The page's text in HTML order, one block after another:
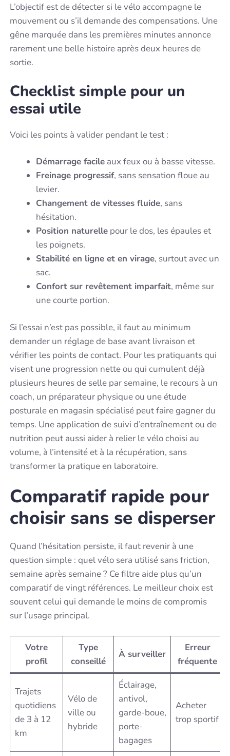
L’objectif est de détecter si le vélo accompagne le
mouvement ou s’il demande des compensations. Une
gêne marquée dans les premières minutes annonce
rarement une belle histoire après deux heures de
sortie.
Checklist simple pour un
essai utile
Voici les points à valider pendant le test :
Démarrage facile aux feux ou à basse vitesse.
Freinage progressif, sans sensation floue au
levier.
Changement de vitesses fluide, sans
hésitation.
Position naturelle pour le dos, les épaules et
les poignets.
Stabilité en ligne et en virage, surtout avec un
sac.
Confort sur revêtement imparfait, même sur
une courte portion.
Si l’essai n’est pas possible, il faut au minimum
demander un réglage de base avant livraison et
vérifier les points de contact. Pour les pratiquants qui
visent une progression nette ou qui cumulent déjà
plusieurs heures de selle par semaine, le recours à un
coach, un préparateur physique ou une étude
posturale en magasin spécialisé peut faire gagner du
temps. Une application de suivi d’entraînement ou de
nutrition peut aussi aider à relier le vélo choisi au
volume, à l’intensité et à la récupération, sans
transformer la pratique en laboratoire.
Comparatif rapide pour
choisir sans se disperser
Quand l’hésitation persiste, il faut revenir à une
question simple : quel vélo sera utilisé sans friction,
semaine après semaine ? Ce filtre aide plus qu’un
comparatif de vingt références. Le meilleur choix est
souvent celui qui demande le moins de compromis
sur l’usage principal.
Votre
profil
Type
conseillé
À surveiller
Erreur
fréquente
Trajets
quotidiens
de 3 à 12
km
Vélo de
ville ou
hybride
Éclairage,
antivol,
garde-boue,
porte-
bagages
Acheter
trop sportif